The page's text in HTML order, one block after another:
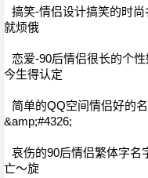
搞笑-情侣设计搞笑的时
就烦俄
恋爱-90后情侣很长的个
今生得认定
简单的QQ空间情侣好的
&amp;#4326;
哀伤的90后情侣繁体字名
亡～旋